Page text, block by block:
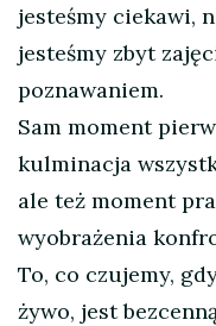
jesteśmy ciekawi,
jesteśmy zbyt
poznawaniem.
Sam moment
kulminacja
ale też moment
wyobrażenia
To, co czujemy,
żywo, jest